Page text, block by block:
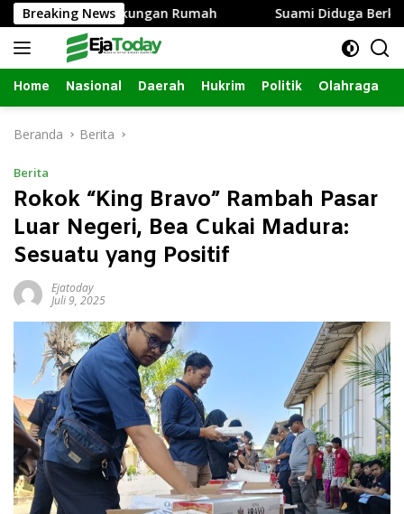
Langsung
ke
konten
Breaking News
dari Lingkungan Rumah Suami Diduga Berkali-Kali
Home Nasional Daerah Hukrim Politik Olahraga
Beranda Berita
Berita
Rokok “King Bravo” Rambah Pasar
Luar Negeri, Bea Cukai Madura:
Sesuatu yang Positif
Ejatoday
Juli 9, 2025